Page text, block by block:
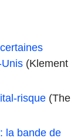
(Klement
risque (The
la bande de